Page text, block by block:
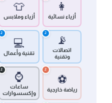
👩
أزياء نسائية
👕
أزياء وملابس
📡
اتصالات
وتقنية
2
💻
تقنية وأعمال
2
⚽
رياضة خارجية
2
⌚
ساعات
وإكسسوارات
2